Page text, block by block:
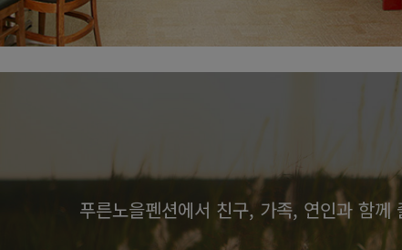
푸른노을펜션에서 친구, 가족, 연인과 함께